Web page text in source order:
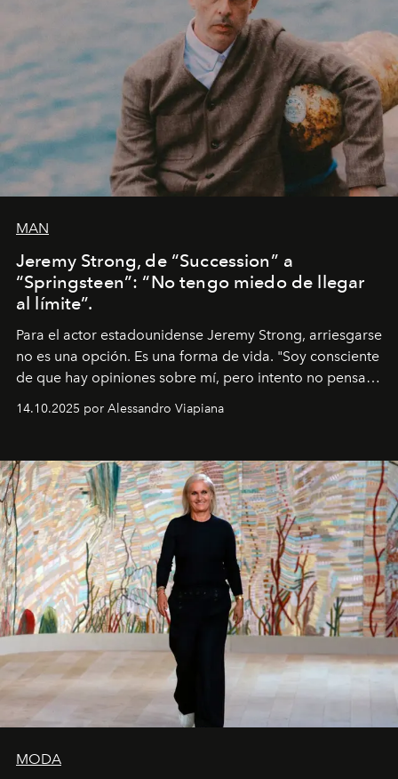
MAN
Jeremy Strong, de “Succession” a
“Springsteen”: “No tengo miedo de llegar
al límite”.
Para el actor estadounidense Jeremy Strong, arriesgarse
no es una opción. Es una forma de vida. "Soy consciente
de que hay opiniones sobre mí, pero intento no pensar
demasiado en cómo me perciben. Creo que es una
pérdida de tiempo", afirma.
14.10.2025 por Alessandro Viapiana
MODA